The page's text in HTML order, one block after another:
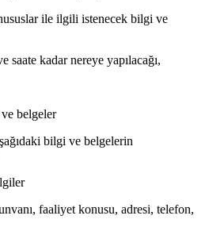
ile ilgili istenecek bilgi ve
saate kadar nereye yapılacağı,
ve belgeler
bilgi ve belgelerin
unvanı, faaliyet konusu, adresi, telefon,